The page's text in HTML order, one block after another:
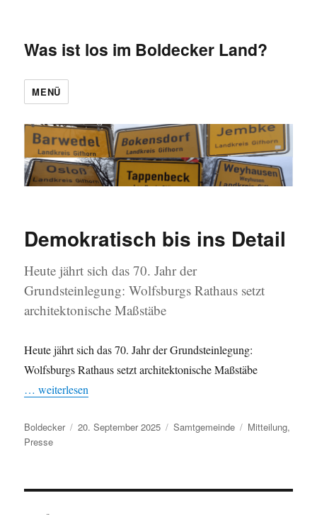
Was ist los im Boldecker Land?
MENÜ
Demokratisch bis ins Detail
Heute jährt sich das 70. Jahr der
Grundsteinlegung: Wolfsburgs Rathaus setzt
architektonische Maßstäbe
Heute jährt sich das 70. Jahr der Grundsteinlegung:
Wolfsburgs Rathaus setzt architektonische Maßstäbe
… weiterlesen
Autor
Boldecker
Veröffentlicht
20. September 2025 Kategorien
Samtgemeinde Schlagwörter
Mitteilung,
Presse